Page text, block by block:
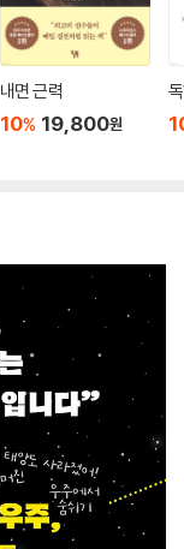
내면 근력
10% 19,800원